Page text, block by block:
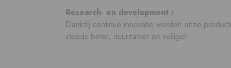
Research- en development ›
Dankzij continue innovatie worden onze
steeds beter, duurzamer en veiliger.